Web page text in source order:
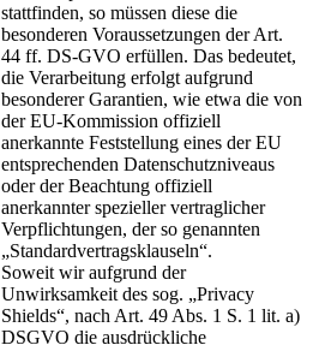
stattfinden, so müssen diese die
besonderen Voraussetzungen der Art.
44 ff. DS-GVO erfüllen. Das bedeutet,
die Verarbeitung erfolgt aufgrund
besonderer Garantien, wie etwa die von
der EU-Kommission offiziell
anerkannte Feststellung eines der EU
entsprechenden Datenschutzniveaus
oder der Beachtung offiziell
anerkannter spezieller vertraglicher
Verpflichtungen, der so genannten
„Standardvertragsklauseln“.
Soweit wir aufgrund der
Unwirksamkeit des sog. „Privacy
Shields“, nach Art. 49 Abs. 1 S. 1 lit. a)
DSGVO die ausdrückliche